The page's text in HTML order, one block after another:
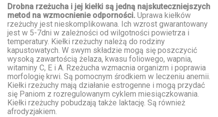
Drobna rzeżucha i jej kiełki są jedną najskuteczniejszych
metod na wzmocnienie odporności. Uprawa kiełków
rzeżuchy jest nieskomplikowana. Ich wzrost gwarantowany
jest w 5-7dni w zależności od wilgotności powietrza i
temperatury. Kiełki rzeżuchy należą do rodziny
kapustowatych. W swym składzie mogą się poszczycić
wysoką zawartością żelaza, kwasu foliowego, wapnia,
witaminy C, E i A. Rzeżucha wzmacnia organizm i poprawia
morfologię krwi. Są pomocnym środkiem w leczeniu anemii.
Kiełki rzeżuchy mają działanie estrogenne i mogą przydać
się Paniom z rozregulowanym cyklem miesiączkowania.
Kiełki rzeżuchy pobudzają także laktację. Są również
afrodyzjakiem.